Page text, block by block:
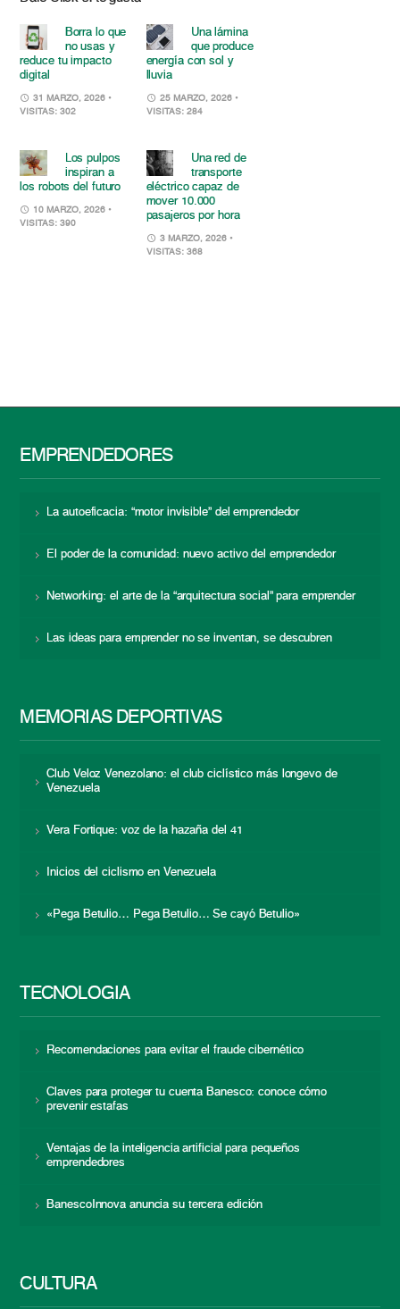
Borra lo que
no usas y
reduce tu impacto
digital
31 MARZO, 2026 •
VISITAS: 302
Una lámina
que produce
energía con sol y
lluvia
25 MARZO, 2026 •
VISITAS: 284
Los pulpos
inspiran a
los robots del futuro
10 MARZO, 2026 •
VISITAS: 390
Una red de
transporte
eléctrico capaz de
mover 10.000
pasajeros por hora
3 MARZO, 2026 •
VISITAS: 368
EMPRENDEDORES
La autoeficacia: “motor invisible” del emprendedor
El poder de la comunidad: nuevo activo del emprendedor
Networking: el arte de la “arquitectura social” para emprender
Las ideas para emprender no se inventan, se descubren
MEMORIAS DEPORTIVAS
Club Veloz Venezolano: el club ciclístico más longevo de
Venezuela
Vera Fortique: voz de la hazaña del 41
Inicios del ciclismo en Venezuela
«Pega Betulio… Pega Betulio… Se cayó Betulio»
TECNOLOGÍA
Recomendaciones para evitar el fraude cibernético
Claves para proteger tu cuenta Banesco: conoce cómo
prevenir estafas
Ventajas de la inteligencia artificial para pequeños
emprendedores
BanescoInnova anuncia su tercera edición
CULTURA